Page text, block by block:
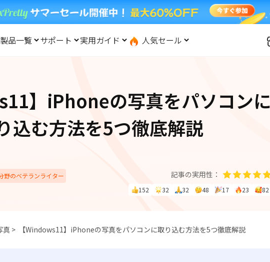
製品一覧
タ復元
元
最新版
UltData-LINE データ復元
UltData-WhatsApp データ復元
·iOS 27ダ
サポート 実用ガイド
·位置情報ごまかす
·家でポケモンを遊ぶ
·Whoo位置情報をオフ
動画を見る
iPhoneデータ復元 iOS不具合修復
LINEデータ復元
iCloudデータ復元
iOS 26活用法
実用ガイド
最も実践的な詳細チュートリアルをご提
人気セール
実施中
LINE・写真・連
送！
】iPhoneの写真をパソコンに
込む方法を5つ徹底解説
野のベテランライター
記事の実用性：
152 32 32 48 17 23 82
真 > 【Windows11】iPhoneの写真をパソコンに取り込む方法を5つ徹底解説